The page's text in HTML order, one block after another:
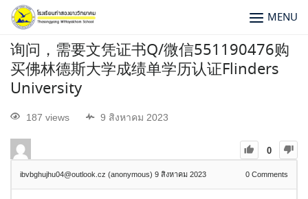
MENU
询问，需要文凭证书Q/微信551190476购
买佛林德斯大学成绩单学历认证Flinders
University
187 views 9 สิงหาคม 2023
0
ibvbghujhu04@outlook.cz (anonymous) 9 สิงหาคม 2023 0 Comments